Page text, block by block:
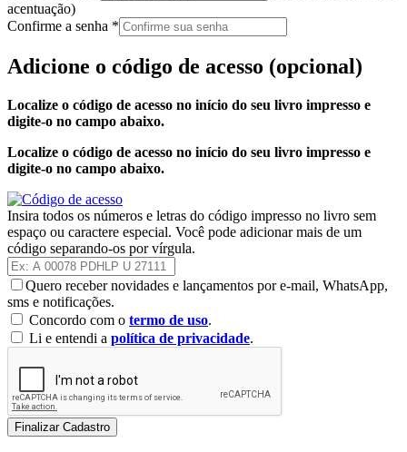
acentuação)
Confirme a senha *
Adicione o código de acesso (opcional)
Localize o código de acesso no início do seu livro impresso e
digite-o no campo abaixo.
Localize o código de acesso no início do seu livro impresso e
digite-o no campo abaixo.
Insira todos os números e letras do código impresso no livro sem
espaço ou caractere especial. Você pode adicionar mais de um
código separando-os por vírgula.
Quero receber novidades e lançamentos por e-mail, WhatsApp,
sms e notificações.
Concordo com o termo de uso.
Li e entendi a política de privacidade.